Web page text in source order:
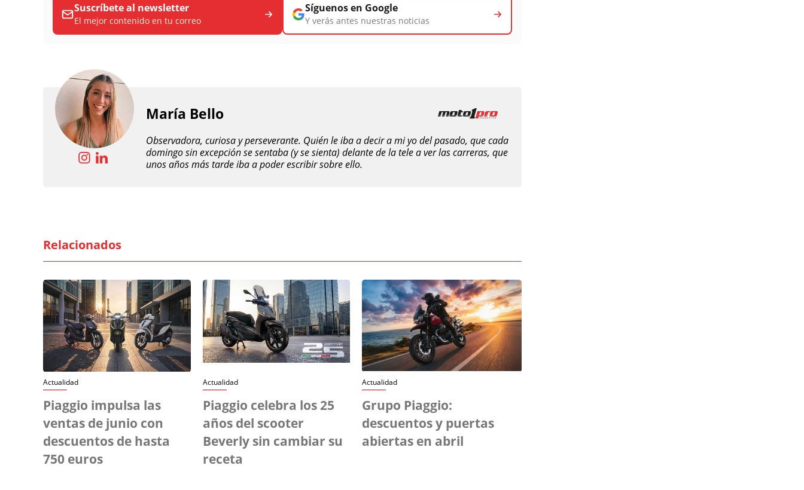
Suscríbete al newsletter
El mejor contenido en tu correo
Síguenos en Google
Y verás antes nuestras noticias
María Bello
Observadora, curiosa y perseverante. Quién le iba a decir a mi yo del pasado, que cada
domingo sin excepción se sentaba (y se sienta) delante de la tele a ver las carreras, que
unos años más tarde iba a poder escribir sobre ello.
Relacionados
Actualidad
Piaggio impulsa las
ventas de junio con
descuentos de hasta
750 euros
Actualidad
Piaggio celebra los 25
años del scooter
Beverly sin cambiar su
receta
Actualidad
Grupo Piaggio:
descuentos y puertas
abiertas en abril